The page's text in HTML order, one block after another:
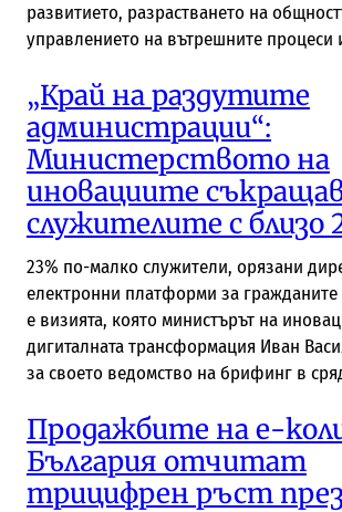
развитието, разрастването на
управлението на вътрешните процеси
„Край на раздутите
администрации“:
Министерството на
иновациите
служителите с близо
23% по-малко служители, орязани
електронни платформи за гражданите
е визията, която министърът на
дигиталната трансформация Иван
за своето ведомство на брифинг в
Продажбите на е-
България отчитат
трицифрен ръст